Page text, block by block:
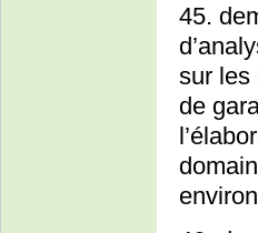
45.
sur les
de